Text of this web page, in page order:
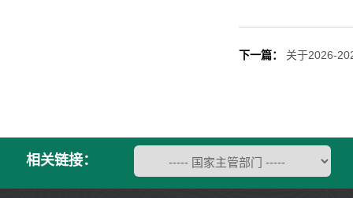
下一篇： 关于2026-
相关链接：